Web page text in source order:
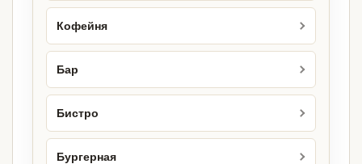
Кофейня
Бар
Бистро
Бургерная